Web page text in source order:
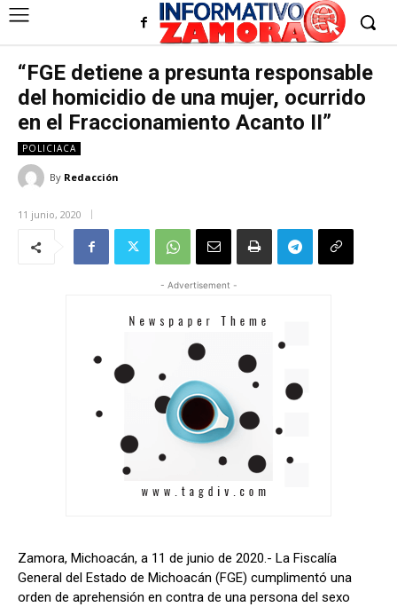
“FGE detiene a presunta responsable
del homicidio de una mujer, ocurrido
en el Fraccionamiento Acanto II”
POLICIACA
By Redacción
11 junio, 2020
- Advertisement -
Zamora, Michoacán, a 11 de junio de 2020.- La Fiscalía
General del Estado de Michoacán (FGE) cumplimentó una
orden de aprehensión en contra de una persona del sexo